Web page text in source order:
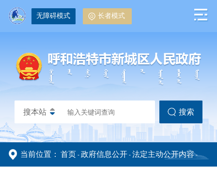
无障碍模式 长者模式
搜本站 搜索
政务动态 政务公开
当前位置： 首页 - 政府信息公开- 法定主动公开内容-